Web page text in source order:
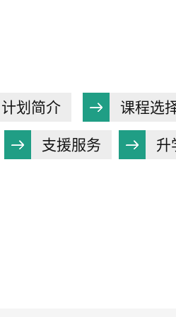
计划简介 课程选
支援服务 升